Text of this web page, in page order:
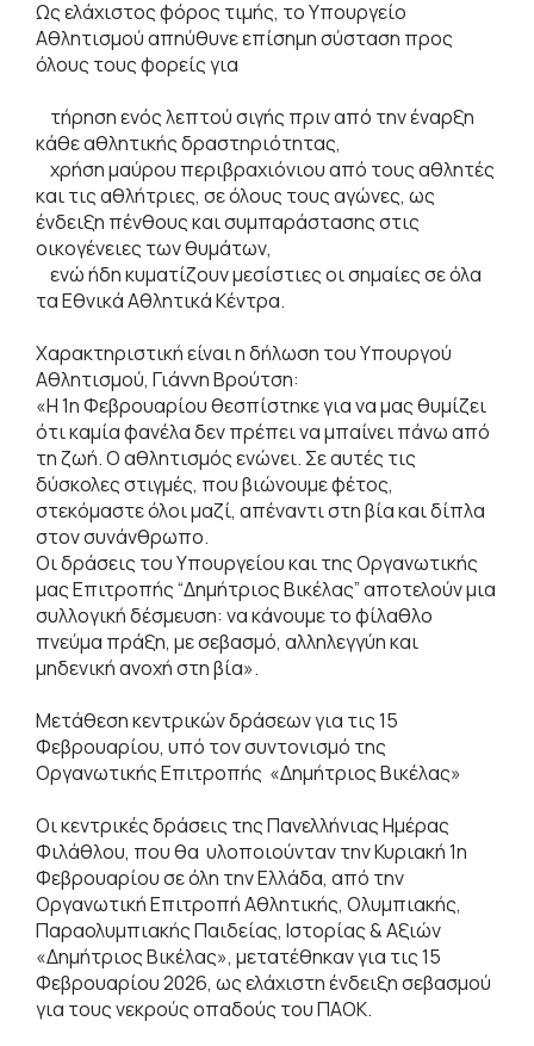
Ως ελάχιστος φόρος τιμής, το Υπουργείο
Αθλητισμού απηύθυνε επίσημη σύσταση προς
όλους τους φορείς για
τήρηση ενός λεπτού σιγής πριν από την έναρξη
κάθε αθλητικής δραστηριότητας,
χρήση μαύρου περιβραχιόνιου από τους αθλητές
και τις αθλήτριες, σε όλους τους αγώνες, ως
ένδειξη πένθους και συμπαράστασης στις
οικογένειες των θυμάτων,
ενώ ήδη κυματίζουν μεσίστιες οι σημαίες σε όλα
τα Εθνικά Αθλητικά Κέντρα.
Χαρακτηριστική είναι η δήλωση του Υπουργού
Αθλητισμού, Γιάννη Βρούτση:
«Η 1η Φεβρουαρίου θεσπίστηκε για να μας θυμίζει
ότι καμία φανέλα δεν πρέπει να μπαίνει πάνω από
τη ζωή. Ο αθλητισμός ενώνει. Σε αυτές τις
δύσκολες στιγμές, που βιώνουμε φέτος,
στεκόμαστε όλοι μαζί, απέναντι στη βία και δίπλα
στον συνάνθρωπο.
Οι δράσεις του Υπουργείου και της Οργανωτικής
μας Επιτροπής “Δημήτριος Βικέλας” αποτελούν μια
συλλογική δέσμευση: να κάνουμε το φίλαθλο
πνεύμα πράξη, με σεβασμό, αλληλεγγύη και
μηδενική ανοχή στη βία».
Μετάθεση κεντρικών δράσεων για τις 15
Φεβρουαρίου, υπό τον συντονισμό της
Οργανωτικής Επιτροπής «Δημήτριος Βικέλας»
Οι κεντρικές δράσεις της Πανελλήνιας Ημέρας
Φιλάθλου, που θα υλοποιούνταν την Κυριακή 1η
Φεβρουαρίου σε όλη την Ελλάδα, από την
Οργανωτική Επιτροπή Αθλητικής, Ολυμπιακής,
Παραολυμπιακής Παιδείας, Ιστορίας & Αξιών
«Δημήτριος Βικέλας», μετατέθηκαν για τις 15
Φεβρουαρίου 2026, ως ελάχιστη ένδειξη σεβασμού
για τους νεκρούς οπαδούς του ΠΑΟΚ.